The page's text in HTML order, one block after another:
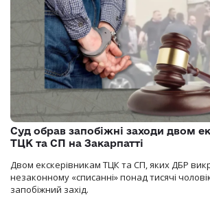
Суд обрав запобіжні заходи двом
ТЦК та СП на Закарпатті
Двом екскерівникам ТЦК та СП, яких ДБР
незаконному «списанні» понад тисячі
запобіжний захід.